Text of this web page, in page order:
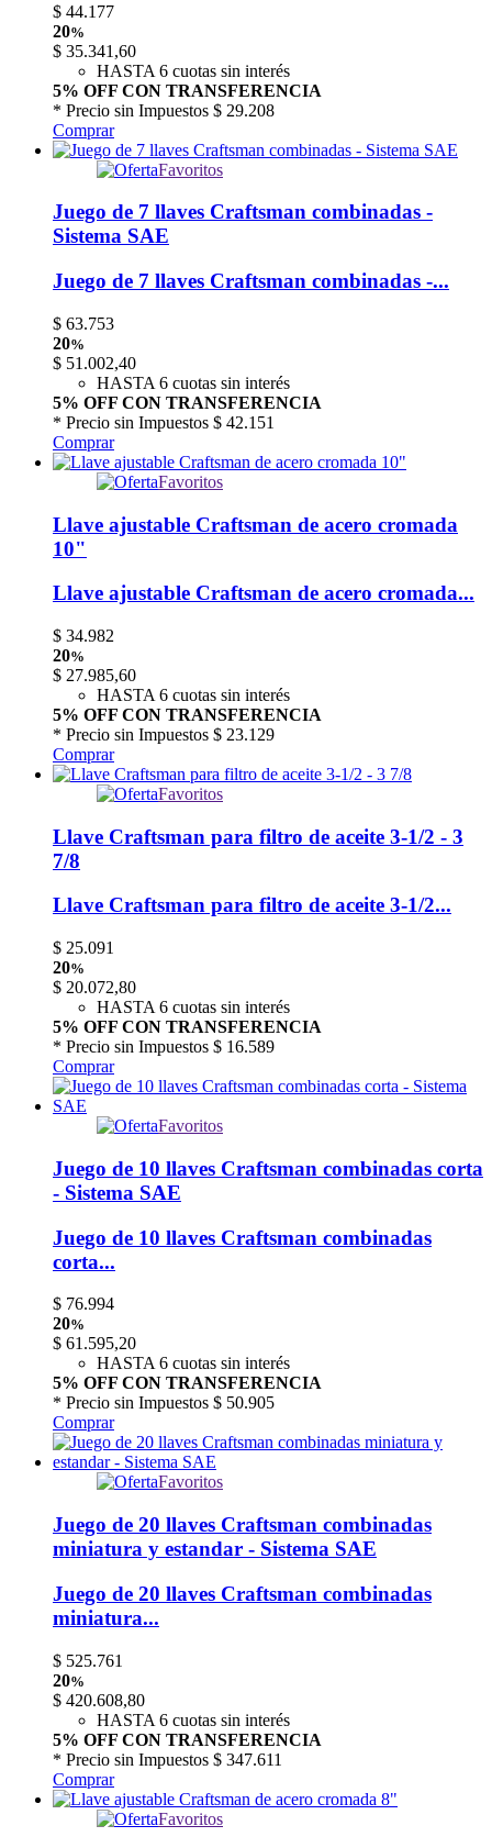
$ 44.177
20%
$ 35.341,60
HASTA 6 cuotas sin interés
5% OFF CON TRANSFERENCIA
* Precio sin Impuestos $ 29.208
Comprar
Favoritos
Juego de 7 llaves Craftsman combinadas -
Sistema SAE
Juego de 7 llaves Craftsman combinadas -...
$ 63.753
20%
$ 51.002,40
HASTA 6 cuotas sin interés
5% OFF CON TRANSFERENCIA
* Precio sin Impuestos $ 42.151
Comprar
Favoritos
Llave ajustable Craftsman de acero cromada
10"
Llave ajustable Craftsman de acero cromada...
$ 34.982
20%
$ 27.985,60
HASTA 6 cuotas sin interés
5% OFF CON TRANSFERENCIA
* Precio sin Impuestos $ 23.129
Comprar
Favoritos
Llave Craftsman para filtro de aceite 3-1/2 - 3
7/8
Llave Craftsman para filtro de aceite 3-1/2...
$ 25.091
20%
$ 20.072,80
HASTA 6 cuotas sin interés
5% OFF CON TRANSFERENCIA
* Precio sin Impuestos $ 16.589
Comprar
Favoritos
Juego de 10 llaves Craftsman combinadas corta
- Sistema SAE
Juego de 10 llaves Craftsman combinadas
corta...
$ 76.994
20%
$ 61.595,20
HASTA 6 cuotas sin interés
5% OFF CON TRANSFERENCIA
* Precio sin Impuestos $ 50.905
Comprar
Favoritos
Juego de 20 llaves Craftsman combinadas
miniatura y estandar - Sistema SAE
Juego de 20 llaves Craftsman combinadas
miniatura...
$ 525.761
20%
$ 420.608,80
HASTA 6 cuotas sin interés
5% OFF CON TRANSFERENCIA
* Precio sin Impuestos $ 347.611
Comprar
Favoritos